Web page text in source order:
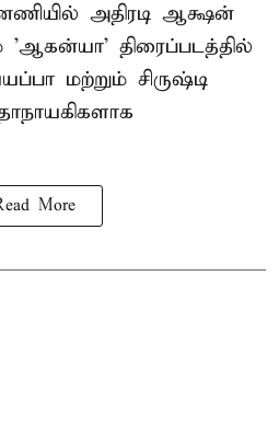
அதிரடி ஆக்ஷன்
'ஆகன்யா' திரைப்படத்தில்
மற்றும் சிருஷ்டி
More